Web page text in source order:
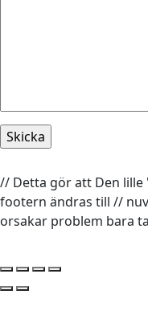
// Detta gör att Den lille
footern ändras till //
orsakar problem bara